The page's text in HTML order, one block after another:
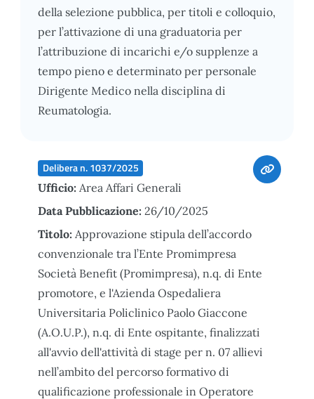
della selezione pubblica, per titoli e colloquio,
per l’attivazione di una graduatoria per
l’attribuzione di incarichi e/o supplenze a
tempo pieno e determinato per personale
Dirigente Medico nella disciplina di
Reumatologia.
Delibera n. 1037/2025
Ufficio: Area Affari Generali
Data Pubblicazione: 26/10/2025
Titolo: Approvazione stipula dell’accordo
convenzionale tra l’Ente Promimpresa
Società Benefit (Promimpresa), n.q. di Ente
promotore, e l'Azienda Ospedaliera
Universitaria Policlinico Paolo Giaccone
(A.O.U.P.), n.q. di Ente ospitante, finalizzati
all'avvio dell'attività di stage per n. 07 allievi
nell’ambito del percorso formativo di
qualificazione professionale in Operatore